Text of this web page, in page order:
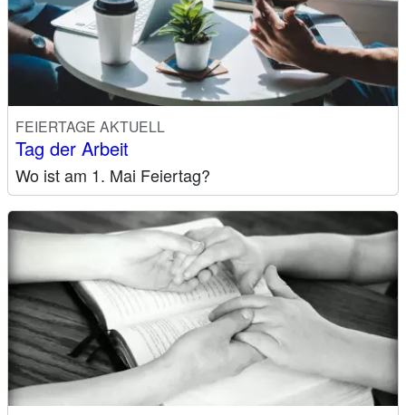
FEIERTAGE AKTUELL
Tag der Arbeit
Wo ist am 1. Mai Feiertag?